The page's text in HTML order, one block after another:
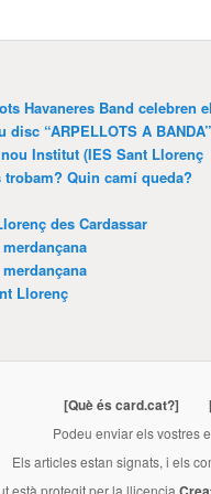
Havaneres Band celebren el
“ARPELLOTS A BANDA”
Institut (IES Sant Llorenç
Quin camí queda?
des Cardassar
Llorenç
[Què és card.cat?]
Podeu enviar els vostres
Els articles estan signats, i els